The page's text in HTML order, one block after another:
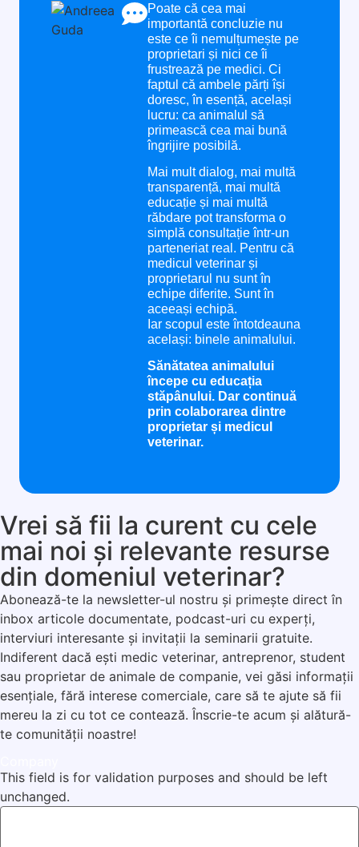
Poate că cea mai
importantă concluzie nu
este ce îi nemulțumește pe
proprietari și nici ce îi
frustrează pe medici. Ci
faptul că ambele părți își
doresc, în esență, același
lucru: ca animalul să
primească cea mai bună
îngrijire posibilă.
Mai mult dialog, mai multă
transparență, mai multă
educație și mai multă
răbdare pot transforma o
simplă consultație într-un
parteneriat real. Pentru că
medicul veterinar și
proprietarul nu sunt în
echipe diferite. Sunt în
aceeași echipă.
Iar scopul este întotdeauna
același: binele animalului.
Sănătatea animalului
începe cu educația
stăpânului. Dar continuă
prin colaborarea dintre
proprietar și medicul
veterinar.
Vrei să fii la curent cu cele
mai noi și relevante resurse
din domeniul veterinar?
Abonează-te la newsletter-ul nostru și primește direct în
inbox articole documentate, podcast-uri cu experți,
interviuri interesante și invitații la seminarii gratuite.
Indiferent dacă ești medic veterinar, antreprenor, student
sau proprietar de animale de companie, vei găsi informații
esențiale, fără interese comerciale, care să te ajute să fii
mereu la zi cu tot ce contează. Înscrie-te acum și alătură-
te comunității noastre!
This field is for validation purposes and should be left
unchanged.